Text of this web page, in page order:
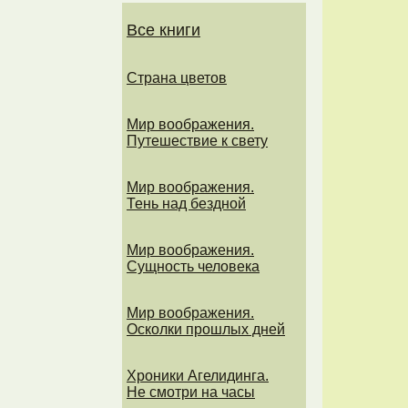
Все книги
Страна цветов
Мир воображения.
Путешествие к свету
Мир воображения.
Тень над бездной
Мир воображения.
Сущность человека
Мир воображения.
Осколки прошлых дней
Хроники Агелидинга.
Не смотри на часы